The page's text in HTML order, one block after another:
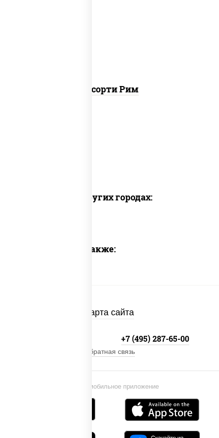
Ассорти Рим
Доставка в других городах:
Предлагаем также:
Карта сайта
Установи мобильное приложение
+7 (495) 287-65-00
Обратная связь